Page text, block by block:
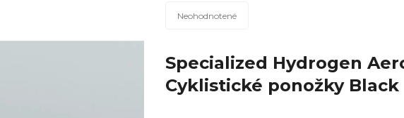
Priemerné
je
0,0
z
Neohodnotené
Specialized Hydrogen
Cyklistické ponožky Black